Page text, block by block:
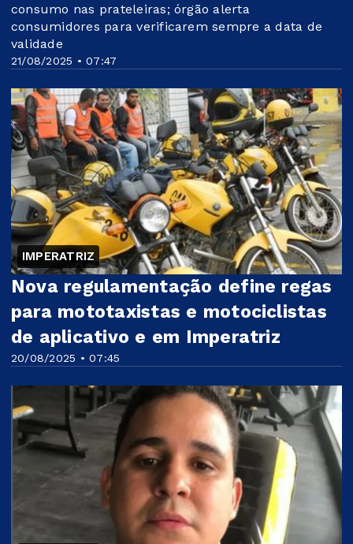
21/08/2025 • 07:47
consumo nas prateleiras; órgão alerta
consumidores para verificarem sempre a data de
validade
IMPERATRIZ
20/08/2025 • 07:45
Nova regulamentação define regas
para mototaxistas e motociclistas
de aplicativo e em Imperatriz